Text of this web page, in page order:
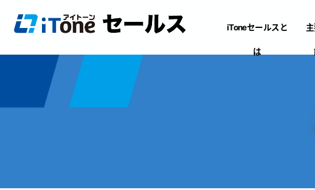
iToneセールスと
は